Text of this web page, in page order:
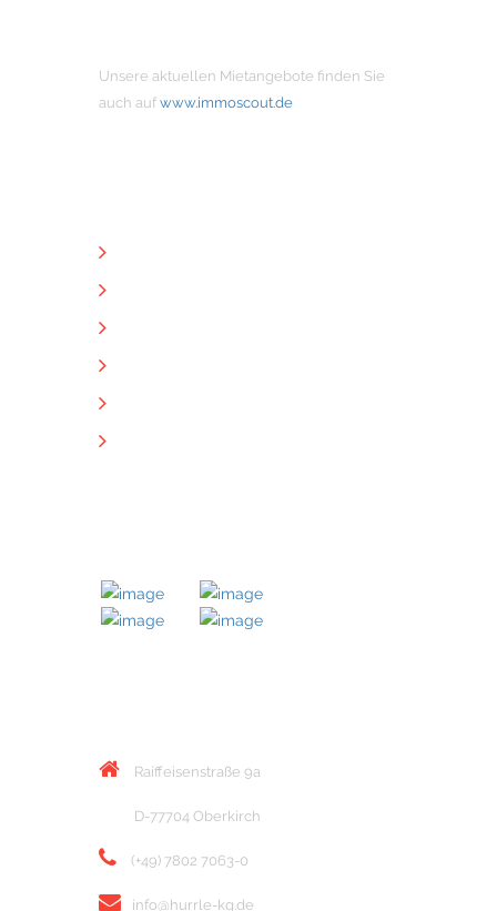
Unsere aktuellen Mietangebote finden Sie
auch auf www.immoscout.de
Raiffeisenstraße 9a
D-77704 Oberkirch
(+49) 7802 7063-0
info@hurrle-kg.de